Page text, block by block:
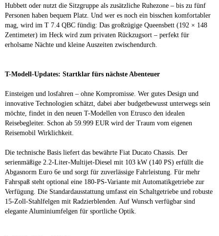
Hubbett oder nutzt die Sitzgruppe als zusätzliche Ruhezone – bis zu fünf
Personen haben bequem Platz. Und wer es noch ein bisschen komfortabler
mag, wird im T 7.4 QBC fündig: Das großzügige Queensbett (192 × 148
Zentimeter) im Heck wird zum privaten Rückzugsort – perfekt für
erholsame Nächte und kleine Auszeiten zwischendurch.
T-Modell-Updates: Startklar fürs nächste Abenteuer
Einsteigen und losfahren – ohne Kompromisse. Wer gutes Design und
innovative Technologien schätzt, dabei aber budgetbewusst unterwegs sein
möchte, findet in den neuen T-Modellen von Etrusco den idealen
Reisebegleiter. Schon ab 59.999 EUR wird der Traum vom eigenen
Reisemobil Wirklichkeit.
Die technische Basis liefert das bewährte Fiat Ducato Chassis. Der
serienmäßige 2.2-Liter-Multijet-Diesel mit 103 kW (140 PS) erfüllt die
Abgasnorm Euro 6e und sorgt für zuverlässige Fahrleistung. Für mehr
Fahrspaß steht optional eine 180-PS-Variante mit Automatikgetriebe zur
Verfügung. Die Standardausstattung umfasst ein Schaltgetriebe und robuste
15-Zoll-Stahlfelgen mit Radzierblenden. Auf Wunsch verfügbar sind
elegante Aluminiumfelgen für sportliche Optik.